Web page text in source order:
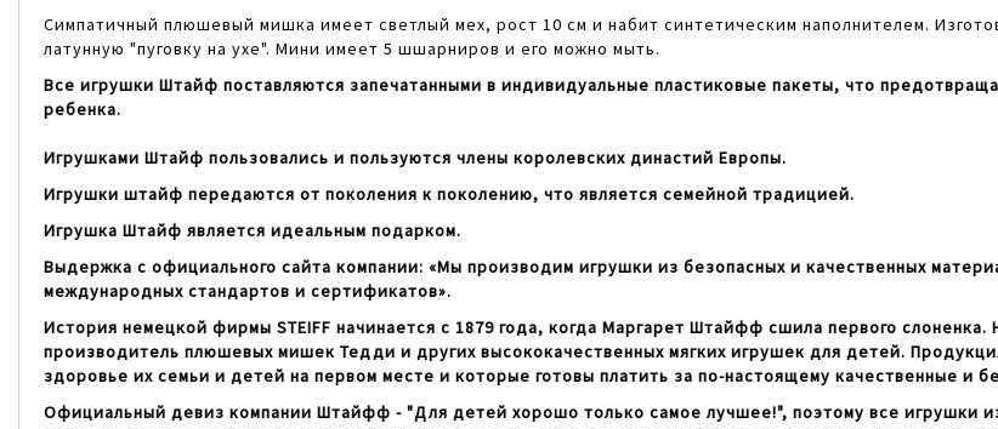
Симпатичный плюшевый мишка имеет светлый мех, рост 10 см и набит синтетическим наполнителем.
латунную "пуговку на ухе". Мини имеет 5 шшарниров и его можно мыть.
Все игрушки Штайф поставляются запечатанными в индивидуальные пластиковые пакеты, что
ребенка.
Игрушками Штайф пользовались и пользуются члены королевских династий Европы.
Игрушки штайф передаются от поколения к поколению, что является семейной традицией.
Игрушка Штайф является идеальным подарком.
Выдержка с официального сайта компании: «Мы производим игрушки из безопасных и качественных
международных стандартов и сертификатов».
История немецкой фирмы STEIFF начинается с 1879 года, когда Маргарет Штайфф сшила первого
производитель плюшевых мишек Тедди и других высококачественных мягких игрушек для детей.
здоровье их семьи и детей на первом месте и которые готовы платить за по-настоящему качественные и
Официальный девиз компании Штайфф - "Для детей хорошо только самое лучшее!", поэтому все игрушки